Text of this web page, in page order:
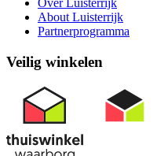
Over Luisterrijk
About Luisterrijk
Partnerprogramma
Veilig winkelen